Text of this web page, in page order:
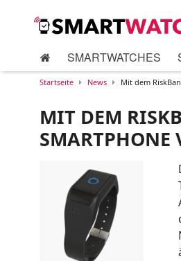
SMARTWATCHES
Startseite News Mit dem
MIT DEM
SMARTPHONE